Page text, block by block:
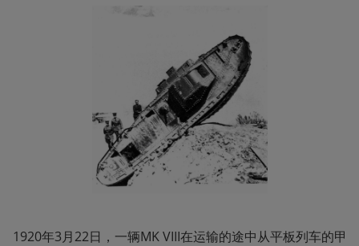
1920年3月22日，一辆MK VIII在运输的途中从平板列车的甲